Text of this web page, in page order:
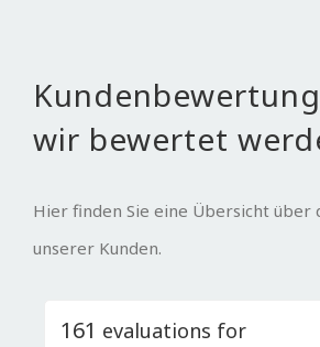
wir bewertet
Hier finden Sie eine Übersicht über
unserer Kunden.
161 evaluations for